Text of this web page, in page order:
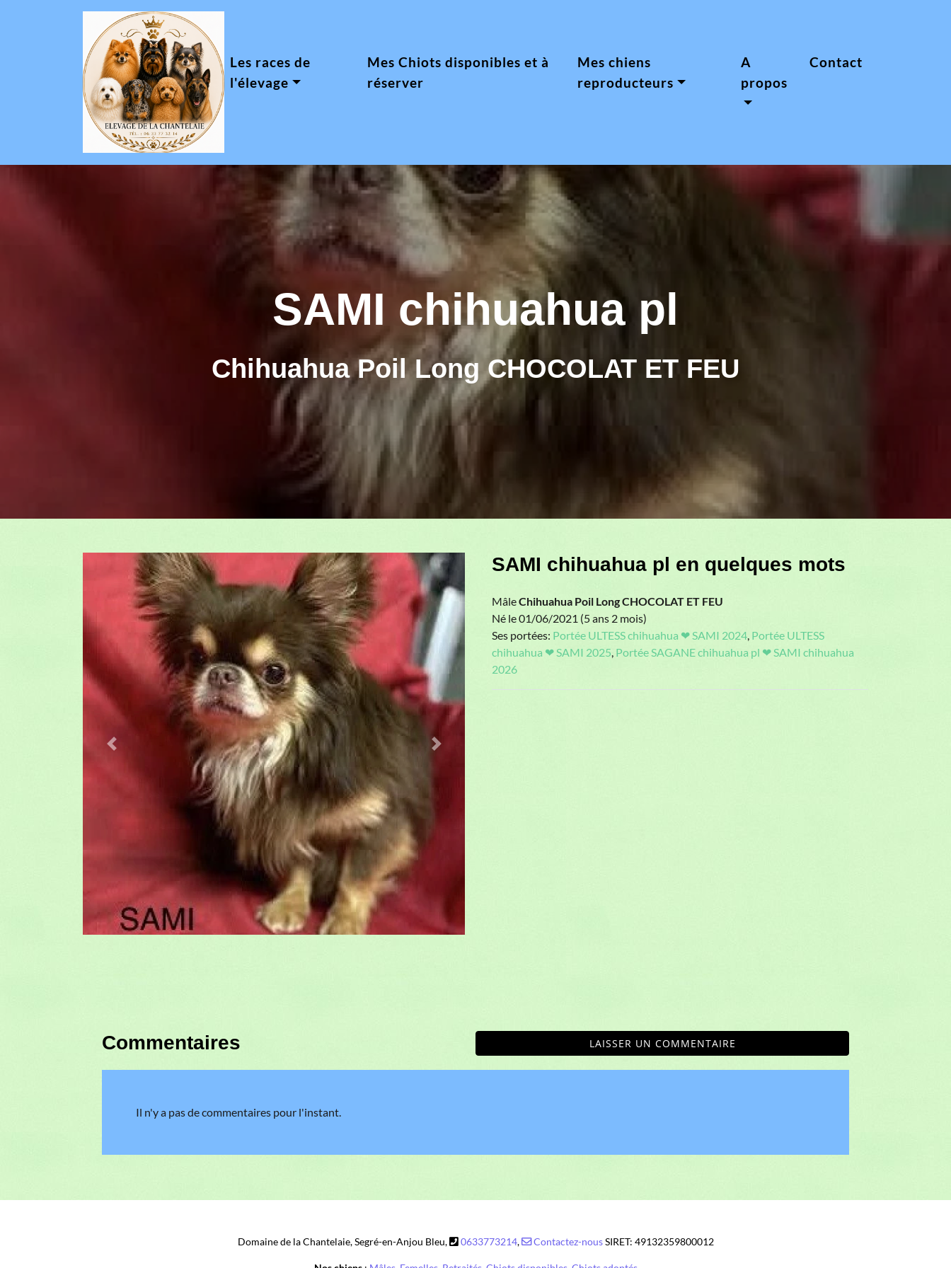
Les races de
l'élevage
Mes Chiots disponibles et à
réserver
Mes chiens
reproducteurs
A
propos
Contact
SAMI chihuahua pl
Chihuahua Poil Long CHOCOLAT ET FEU
Previous Next
SAMI chihuahua pl en quelques mots
MâleChihuahua Poil Long CHOCOLAT ET FEU
Né le 01/06/2021 (5 ans 2 mois)
Ses portées: Portée ULTESS chihuahua ❤ SAMI 2024, Portée ULTESS
chihuahua ❤ SAMI 2025, Portée SAGANE chihuahua pl ❤ SAMI chihuahua
2026
Commentaires LAISSER UN COMMENTAIRE
Il n'y a pas de commentaires pour l'instant.
Domaine de la Chantelaie, Segré-en-Anjou Bleu, 0633773214, Contactez-nousSIRET: 49132359800012